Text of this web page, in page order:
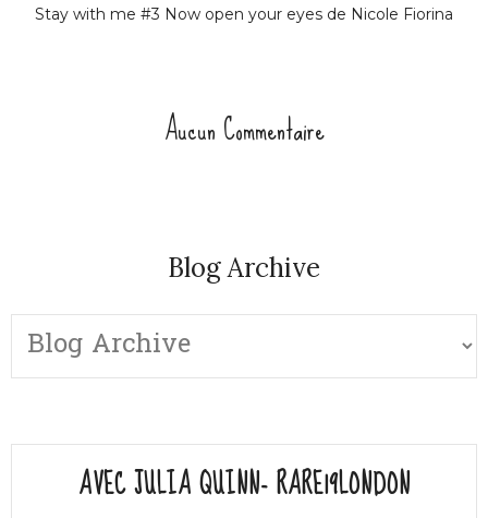
Stay with me #3 Now open your eyes de Nicole Fiorina
Aucun Commentaire
Blog Archive
AVEC JULIA QUINN- RARE19LONDON